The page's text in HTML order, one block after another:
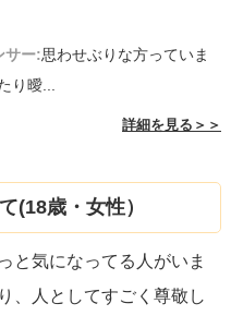
サー:思わせぶりな方っていま
り曖...
詳細を見る＞＞
(18歳・女性）
と気になってる人がいま
、人としてすごく尊敬し